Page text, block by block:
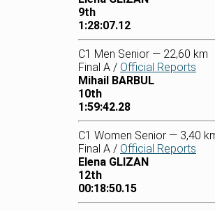
9th
1:28:07.12
C1 Men Senior — 22,60 km
Final A / Official Reports
Mihail BARBUL
10th
1:59:42.28
C1 Women Senior — 3,40
Final A / Official Reports
Elena GLIZAN
12th
00:18:50.15